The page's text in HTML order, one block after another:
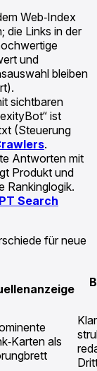
Web‑Index
die Links in der
und
bleiben
sichtbaren
ist
(Steuerung
.
Antworten mit
Produkt und
Rankinglogik.
Search
für neue
als